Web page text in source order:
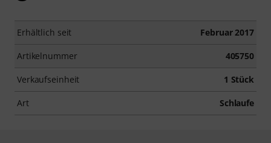
Erhältlich seit Februar 2017
Artikelnummer 405750
Verkaufseinheit 1 Stück
Art Schlaufe